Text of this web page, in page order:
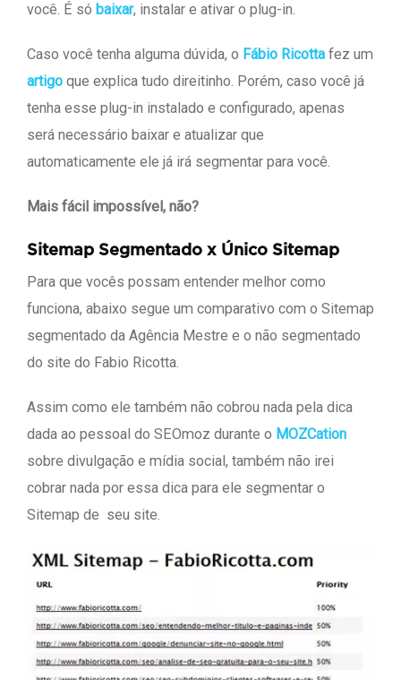
você. É só baixar, instalar e ativar o plug-in.
Caso você tenha alguma dúvida, o Fábio Ricotta fez um
artigo que explica tudo direitinho. Porém, caso você já
tenha esse plug-in instalado e configurado, apenas
será necessário baixar e atualizar que
automaticamente ele já irá segmentar para você.
Mais fácil impossível, não?
Sitemap Segmentado x Único Sitemap
Para que vocês possam entender melhor como
funciona, abaixo segue um comparativo com o Sitemap
segmentado da Agência Mestre e o não segmentado
do site do Fabio Ricotta.
Assim como ele também não cobrou nada pela dica
dada ao pessoal do SEOmoz durante o MOZCation
sobre divulgação e mídia social, também não irei
cobrar nada por essa dica para ele segmentar o
Sitemap de seu site.